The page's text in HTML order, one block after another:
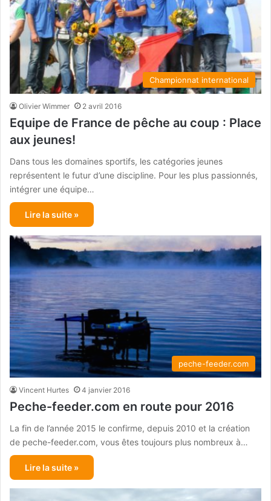
Championnat international
Olivier Wimmer 2 avril 2016
Equipe de France de pêche au coup : Place
aux jeunes!
Dans tous les domaines sportifs, les catégories jeunes
représentent le futur d’une discipline. Pour les plus passionnés,
intégrer une équipe…
Lire la suite »
peche-feeder.com
Vincent Hurtes 4 janvier 2016
Peche-feeder.com en route pour 2016
La fin de l’année 2015 le confirme, depuis 2010 et la création
de peche-feeder.com, vous êtes toujours plus nombreux à…
Lire la suite »